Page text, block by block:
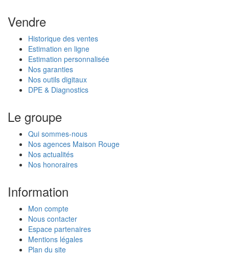
Vendre
Historique des ventes
Estimation en ligne
Estimation personnalisée
Nos garanties
Nos outils digitaux
DPE & Diagnostics
Le groupe
Qui sommes-nous
Nos agences Maison Rouge
Nos actualités
Nos honoraires
Information
Mon compte
Nous contacter
Espace partenaires
Mentions légales
Plan du site